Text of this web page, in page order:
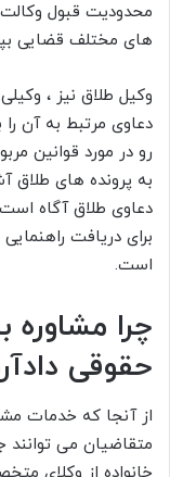
محدودیت قبول
های مختلف قضایی
وکیل طلاق نیز ،
دعاوی مرتبط به آن
رو در مورد قوانین
به پرونده های طلاق
دعاوی طلاق آگاه
برای دریافت
است.
چرا مشاوره
حقوقی
از آنجا که خدمات
متقاضیان می